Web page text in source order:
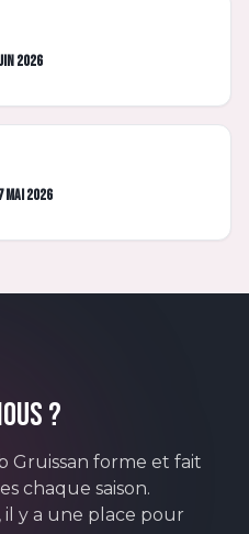
2026
2026
?
Gruissan forme et fait
chaque saison.
y a une place pour